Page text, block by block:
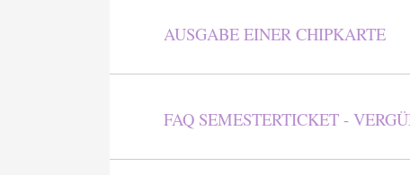
AUSGABE EINER CHIPKARTE
FAQ SEMESTERTICKET -